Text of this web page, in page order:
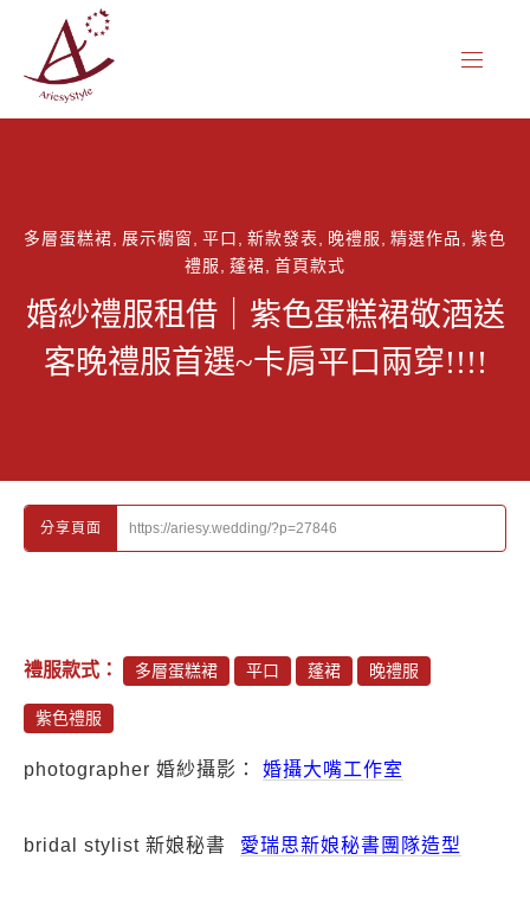
多層蛋糕裙 展示櫥窗 平口 新款發表 晚禮服 精選作品
紫色
禮服
蓬裙 首頁款式
婚紗禮服租借｜紫色蛋糕裙敬酒送
客晚禮服首選~卡肩平口兩穿!!!!
分享頁面 https://ariesy.wedding/?p=27846
禮服款式： 多層蛋糕裙 平口 蓬裙 晚禮服
紫色禮服
photographer 婚紗攝影： 婚攝大嘴工作室
bridal stylist 新娘秘書 愛瑞思新娘秘書團隊造型